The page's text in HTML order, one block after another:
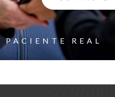
PACIENTE REAL